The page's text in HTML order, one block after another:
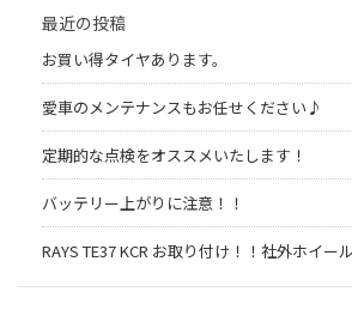
最近の投稿
お買い得タイヤあります。
愛車のメンテナンスもお任せください♪
定期的な点検をオススメいたします！
バッテリー上がりに注意！！
RAYS TE37 KCR お取り付け！！社外ホイ